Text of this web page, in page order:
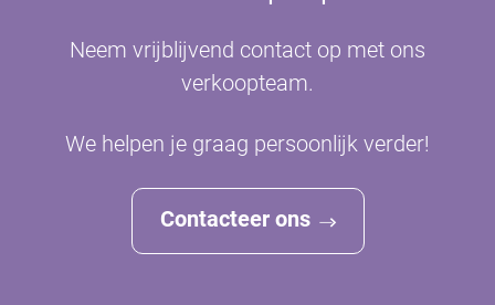
Neem vrijblijvend contact op met ons
verkoopteam.
We helpen je graag persoonlijk verder!
Contacteer ons